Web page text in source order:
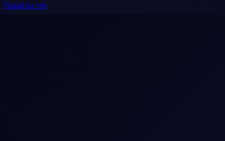
Nazad na vrh